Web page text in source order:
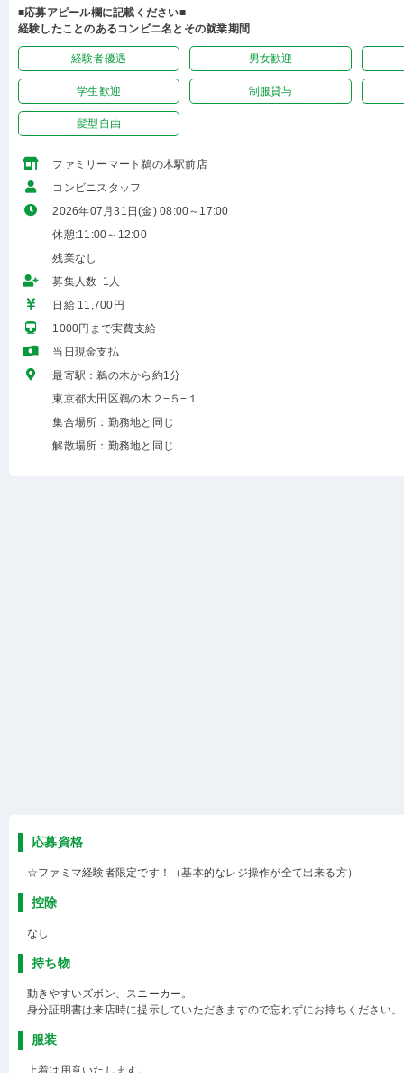
■応募アピール欄に記載ください■
経験したことのあるコンビニ名とその就業期間
経験者優遇 男女歓迎
学生歓迎 制服貸与
髪型自由
ファミリーマート鵜の木駅前店
コンビニスタッフ
2026年07月31日(金) 08:00～17:00
休憩:11:00～12:00
残業なし
募集人数 1人
日給 11,700円
1000円まで実費支給
当日現金支払
最寄駅：鵜の木から約1分
東京都大田区鵜の木２−５−１
集合場所：勤務地と同じ
解散場所：勤務地と同じ
応募資格
☆ファミマ経験者限定です！（基本的なレジ操作が全て出来る方）
控除
なし
持ち物
動きやすいズボン、スニーカー。
身分証明書は来店時に提示していただきますので忘れずにお持ちください。
服装
上着は用意いたします。